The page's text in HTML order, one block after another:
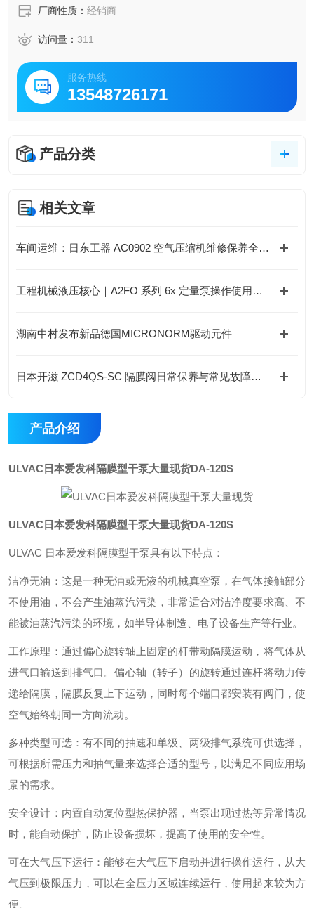
厂商性质： 经销商
访问量： 311
服务热线
13548726171
产品分类
相关文章
车间运维：日东工器 AC0902 空气压缩机维修保养全攻略
工程机械液压核心｜A2FO 系列 6x 定量泵操作使用实操手册
湖南中村发布新品德国MICRONORM驱动元件
日本开滋 ZCD4QS-SC 隔膜阀日常保养与常见故障维修规范
产品介绍
ULVAC日本爱发科隔膜型干泵大量现货DA-120S
ULVAC日本爱发科隔膜型干泵大量现货DA-120S
ULVAC 日本爱发科隔膜型干泵具有以下特点：
洁净无油：这是一种无油或无液的机械真空泵，在气体接触部分
不使用油，不会产生油蒸汽污染，非常适合对洁净度要求高、不
能被油蒸汽污染的环境，如半导体制造、电子设备生产等行业。
工作原理：通过偏心旋转轴上固定的杆带动隔膜运动，将气体从
进气口输送到排气口。偏心轴（转子）的旋转通过连杆将动力传
递给隔膜，隔膜反复上下运动，同时每个端口都安装有阀门，使
空气始终朝同一方向流动。
多种类型可选：有不同的抽速和单级、两级排气系统可供选择，
可根据所需压力和抽气量来选择合适的型号，以满足不同应用场
景的需求。
安全设计：内置自动复位型热保护器，当泵出现过热等异常情况
时，能自动保护，防止设备损坏，提高了使用的安全性。
可在大气压下运行：能够在大气压下启动并进行操作运行，从大
气压到极限压力，可以在全压力区域连续运行，使用起来较为方
便。